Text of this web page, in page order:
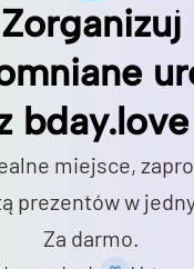
Zorganizuj
bday.love
miejsce,
prezentów w
Za darmo.